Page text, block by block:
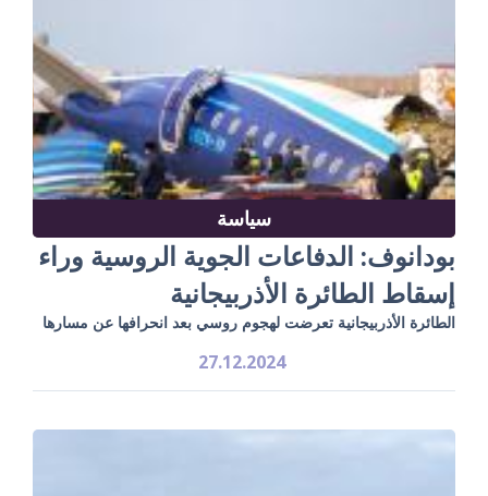
سياسة
بودانوف: الدفاعات الجوية الروسية وراء
إسقاط الطائرة الأذربيجانية
الطائرة الأذربيجانية تعرضت لهجوم روسي بعد انحرافها عن مسارها
27.12.2024